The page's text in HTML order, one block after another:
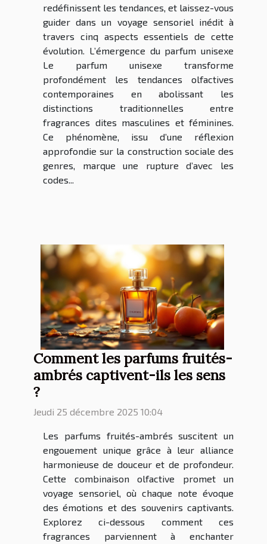
redéfinissent les tendances, et laissez-vous
guider dans un voyage sensoriel inédit à
travers cinq aspects essentiels de cette
évolution. L’émergence du parfum unisexe
Le parfum unisexe transforme
profondément les tendances olfactives
contemporaines en abolissant les
distinctions traditionnelles entre
fragrances dites masculines et féminines.
Ce phénomène, issu d’une réflexion
approfondie sur la construction sociale des
genres, marque une rupture d’avec les
codes...
Comment les parfums fruités-
ambrés captivent-ils les sens
?
Jeudi 25 décembre 2025 10:04
Les parfums fruités-ambrés suscitent un
engouement unique grâce à leur alliance
harmonieuse de douceur et de profondeur.
Cette combinaison olfactive promet un
voyage sensoriel, où chaque note évoque
des émotions et des souvenirs captivants.
Explorez ci-dessous comment ces
fragrances parviennent à enchanter